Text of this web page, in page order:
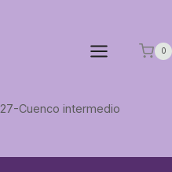
0
27-Cuenco intermedio